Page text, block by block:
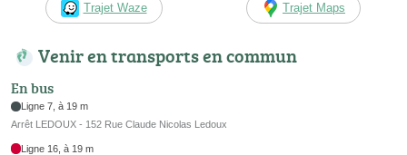
Trajet Waze Trajet Maps
Venir en transports en commun
En bus
Ligne 7, à 19 m
Arrêt LEDOUX - 152 Rue Claude Nicolas Ledoux
Ligne 16, à 19 m